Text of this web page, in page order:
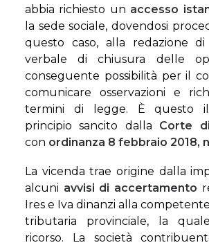
abbia richiesto un accesso
la sede sociale, dovendosi
questo caso, alla redazione
verbale di chiusura delle
conseguente possibilità per il
comunicare osservazioni e
termini di legge. È questo
principio sancito dalla Corte
con ordinanza 8 febbraio 2018,
La vicenda trae origine dalla
alcuni avvisi di accertamento
Ires e Iva dinanzi alla
tributaria provinciale, la
ricorso. La società